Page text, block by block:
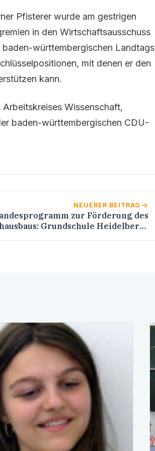
Pfisterer wurde am gestrigen
in den Wirtschaftsausschuss
württembergischen Landtags
mit denen er den
kann.
Wissenschaft,
baden-württembergischen CDU-
NEUERER BEITRAG
zur Förderung des
Grundschule Heidelberg-